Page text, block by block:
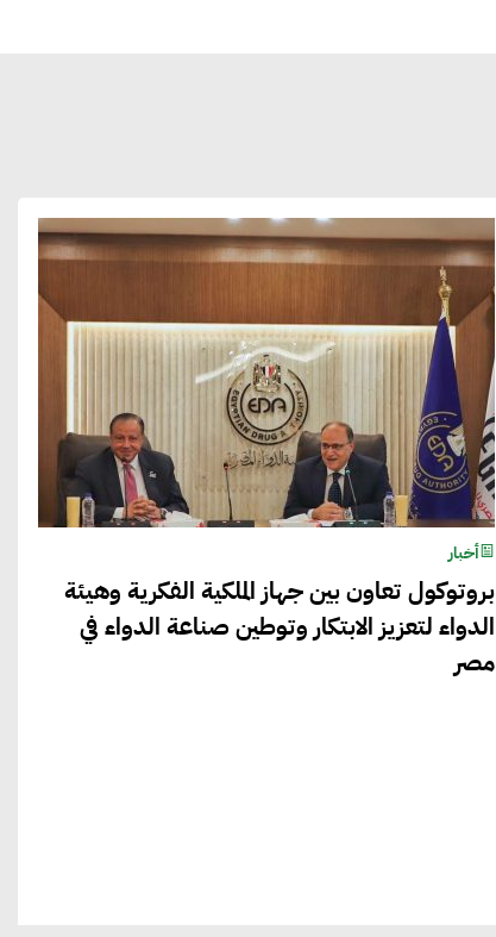
أخبار
بروتوكول تعاون بين جهاز الملكية الفكرية وهيئة
الدواء لتعزيز الابتكار وتوطين صناعة الدواء في
مصر